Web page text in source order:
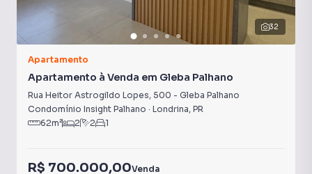
32
Apartamento
Apartamento à Venda em Gleba Palhano
Rua Heitor Astrogildo Lopes, 500 - Gleba Palhano
Condomínio Insight Palhano · Londrina, PR
62m² 2 2 1
R$ 700.000,00Venda